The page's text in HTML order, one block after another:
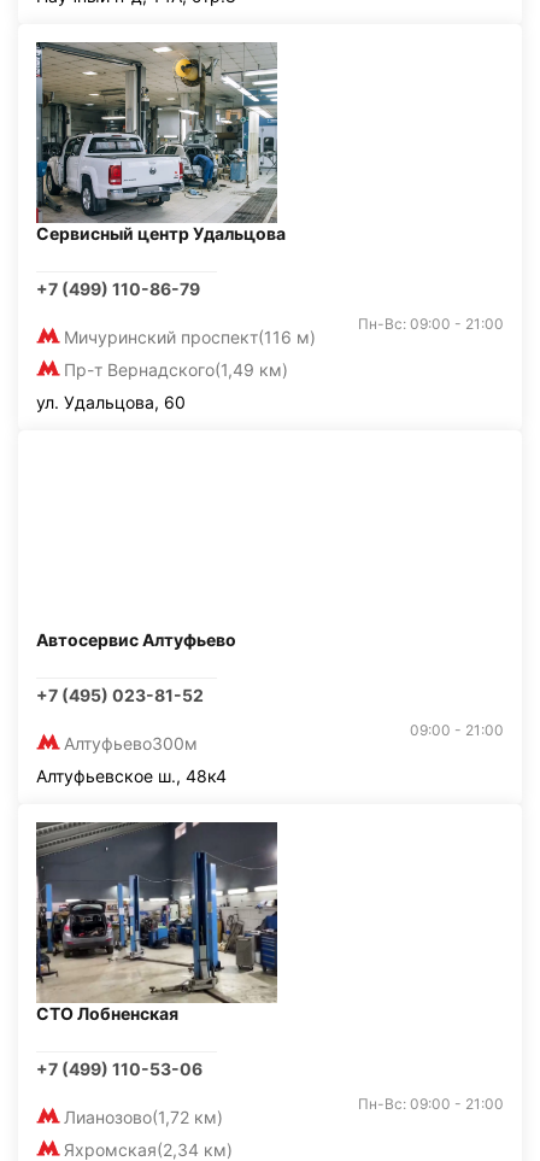
Сервисный центр Удальцова
+7 (499) 110-86-79
Мичуринский проспект(116 м)
Пр-т Вернадского(1,49 км)
Пн-Вс: 09:00 - 21:00
ул. Удальцова, 60
Автосервис Алтуфьево
+7 (495) 023-81-52
Алтуфьево300м
09:00 - 21:00
Алтуфьевское ш., 48к4
СТО Лобненская
+7 (499) 110-53-06
Лианозово(1,72 км)
Яхромская(2,34 км)
Пн-Вс: 09:00 - 21:00